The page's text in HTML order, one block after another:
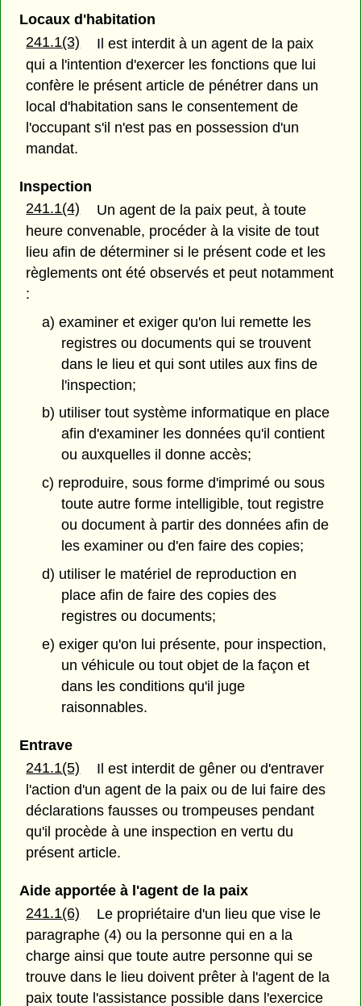
Locaux d'habitation
241.1(3)
Il est interdit à un agent de la paix
qui a l'intention d'exercer les fonctions que lui
confère le présent article de pénétrer dans un
local d'habitation sans le consentement de
l'occupant s'il n'est pas en possession d'un
mandat.
Inspection
241.1(4)
Un agent de la paix peut, à toute
heure convenable, procéder à la visite de tout
lieu afin de déterminer si le présent code et les
règlements ont été observés et peut notamment
:
a) examiner et exiger qu'on lui remette les
registres ou documents qui se trouvent
dans le lieu et qui sont utiles aux fins de
l'inspection;
b) utiliser tout système informatique en place
afin d'examiner les données qu'il contient
ou auxquelles il donne accès;
c) reproduire, sous forme d'imprimé ou sous
toute autre forme intelligible, tout registre
ou document à partir des données afin de
les examiner ou d'en faire des copies;
d) utiliser le matériel de reproduction en
place afin de faire des copies des
registres ou documents;
e) exiger qu'on lui présente, pour inspection,
un véhicule ou tout objet de la façon et
dans les conditions qu'il juge
raisonnables.
Entrave
241.1(5)
Il est interdit de gêner ou d'entraver
l'action d'un agent de la paix ou de lui faire des
déclarations fausses ou trompeuses pendant
qu'il procède à une inspection en vertu du
présent article.
Aide apportée à l'agent de la paix
241.1(6)
Le propriétaire d'un lieu que vise le
paragraphe (4) ou la personne qui en a la
charge ainsi que toute autre personne qui se
trouve dans le lieu doivent prêter à l'agent de la
paix toute l'assistance possible dans l'exercice